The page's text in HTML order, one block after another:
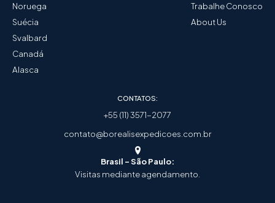
Noruega
Suécia
Svalbard
Canadá
Alasca
Trabalhe Conosco
About Us
CONTATOS:
+55 (11) 3571-2077
contato@borealisexpedicoes.com.br
Brasil - São Paulo:
Visitas mediante agendamento.